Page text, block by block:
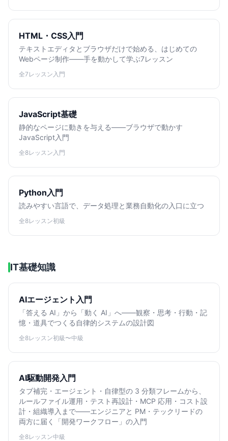
HTML・CSS入門
テキストエディタとブラウザだけで始める、はじめての
Webページ制作——手を動かして学ぶ7レッスン
全7レッスン 入門
JavaScript基礎
静的なページに動きを与える——ブラウザで動かす
JavaScript入門
全8レッスン 入門
Python入門
読みやすい言語で、データ処理と業務自動化の入口に立つ
全8レッスン初級
IT基礎知識
AIエージェント入門
「答える AI」から「動く AI」へ——観察・思考・行動・記
憶・道具でつくる自律的システムの設計図
全8レッスン初級〜中級
AI駆動開発入門
タブ補完・エージェント・自律型の 3 分類フレームから、
ルールファイル運用・テスト再設計・MCP 応用・コスト設
計・組織導入まで——エンジニアと PM・テックリードの
両方に届く「開発ワークフロー」の入門
全8レッスン中級